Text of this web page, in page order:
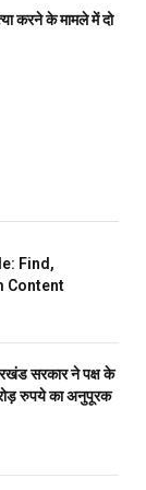
करने के मामले में दो
Find,
Content
सरकार ने पक्ष के
रुपये का अनुपूरक